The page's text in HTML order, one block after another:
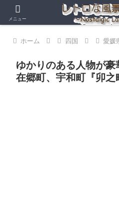
ホーム 四国 愛媛
ゆかりのある人物が
在郷町、宇和町『卯之
メニュー